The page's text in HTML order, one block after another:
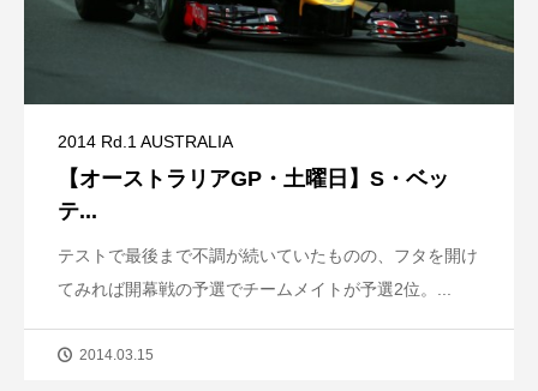
2014 Rd.1 AUSTRALIA
【オーストラリアGP・土曜日】S・ベッ
テ...
テストで最後まで不調が続いていたものの、フタを開け
てみれば開幕戦の予選でチームメイトが予選2位。...
2014.03.15